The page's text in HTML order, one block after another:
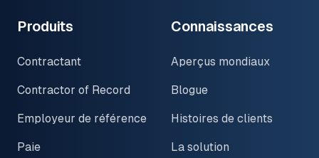
Produits
Contractant
Contractor of Record
Employeur de référence
Paie
Connaissances
Aperçus mondiaux
Blogue
Histoires de clients
La solution